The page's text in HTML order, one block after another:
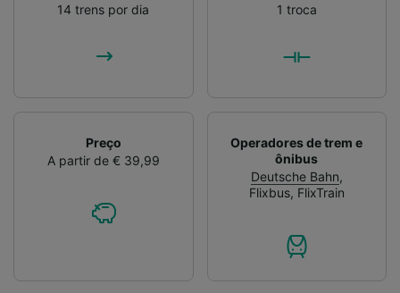
14 trens por dia
1 troca
Preço
A partir de € 39,99
Operadores de trem e
ônibus
Deutsche Bahn,
Flixbus, FlixTrain